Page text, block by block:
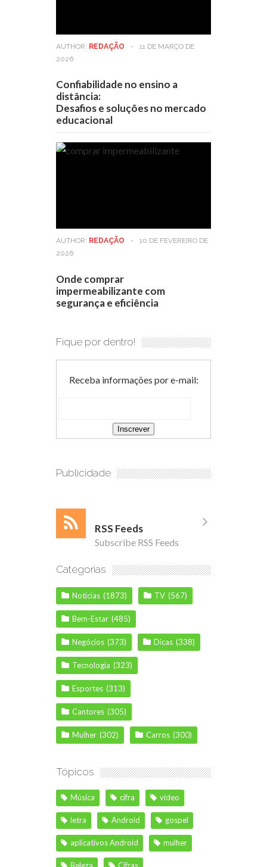
AUTHOR: REDAÇÃO -
11 DE MARÇO DE
2026
Confiabilidade no ensino a
distância:
Desafios e soluções no mercado
educacional
AUTHOR: REDAÇÃO -
10 DE FEVEREIRO DE
2026
Onde comprar
impermeabilizante com
segurança e eficiência
Fique por dentro!
Receba informações por e-mail:
Publicidade
RSS Feeds
Subscribe RSS Feeds
Categorias
Notícias (1873) TV (567)
Bem-Estar (485)
Negócios (373) Dicas (338)
Tecnologia (323)
Esportes (313)
Cantores (305)
Mulher (302) Carros (300)
Tópicos
Música cifra vídeo
letra Android gospel
aplicativos Android mulher